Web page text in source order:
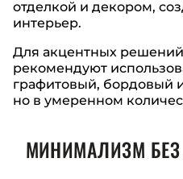
отделкой и декором,
интерьер.
Для акцентных
рекомендуют
графитовый, бордовый
но в умеренном
МИНИМАЛИЗМ